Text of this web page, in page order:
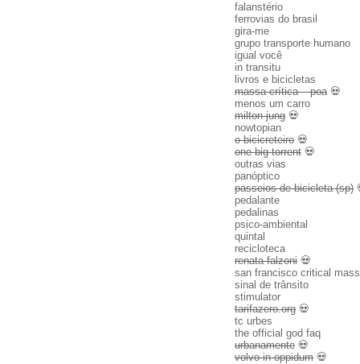
falanstério
ferrovias do brasil
gira-me
grupo transporte humano
igual você
in transitu
livros e bicicletas
massa crítica – poa💀
menos um carro
milton jung 💀
nowtopian
o bicicreteiro 💀
one big torrent 💀
outras vias
panóptico
passeios de bicicleta (sp)
pedalante
pedalinas
psico-ambiental
quintal
recicloteca
renata falzoni 💀
san francisco critical mass
sinal de trânsito
stimulator
tarifazero.org 💀
tc urbes
the official god faq
urbanamente 💀
volvo in oppidum 💀